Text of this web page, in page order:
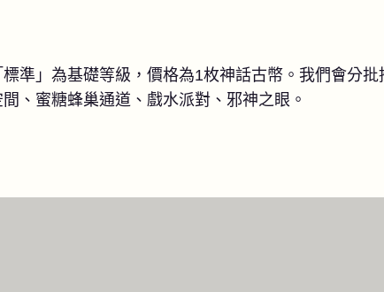
準」為基礎等級，價格為1枚神話古幣。我們會分
、蜜糖蜂巢通道、戲水派對、邪神之眼。